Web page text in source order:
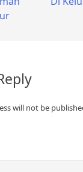
will not be